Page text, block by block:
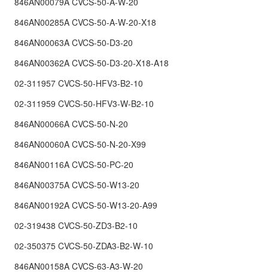
846AN00285A CVCS-50-A-W-20-X18
846AN00063A CVCS-50-D3-20
846AN00362A CVCS-50-D3-20-X18-A18
02-311957 CVCS-50-HFV3-B2-10
02-311959 CVCS-50-HFV3-W-B2-10
846AN00066A CVCS-50-N-20
846AN00060A CVCS-50-N-20-X99
846AN00116A CVCS-50-PC-20
846AN00375A CVCS-50-W13-20
846AN00192A CVCS-50-W13-20-A99
02-319438 CVCS-50-ZD3-B2-10
02-350375 CVCS-50-ZDA3-B2-W-10
846AN00158A CVCS-63-A3-W-20